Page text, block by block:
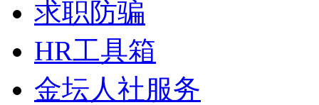
求职防骗
HR工具箱
金坛人社服务